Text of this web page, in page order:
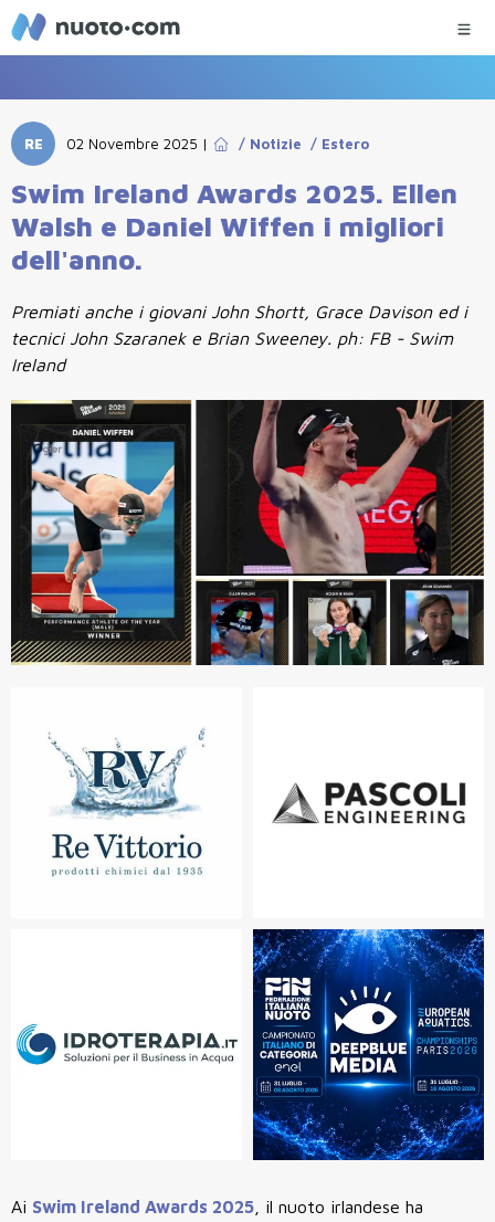
RE 02 Novembre 2025 | / Notizie / Estero
Swim Ireland Awards 2025. Ellen
Walsh e Daniel Wiffen i migliori
dell'anno.
Premiati anche i giovani John Shortt, Grace Davison ed i
tecnici John Szaranek e Brian Sweeney. ph: FB - Swim
Ireland
Ai Swim Ireland Awards 2025 , il nuoto irlandese ha